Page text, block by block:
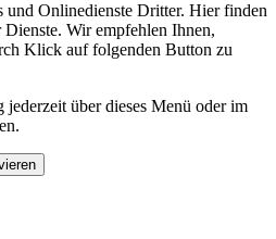
Onlinedienste Dritter. Hier finden
Wir empfehlen Ihnen,
Klick auf folgenden Button zu
jederzeit über dieses Menü oder im